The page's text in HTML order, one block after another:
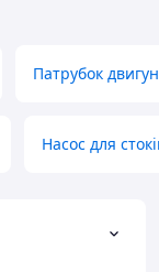
Патрубок
Насос для